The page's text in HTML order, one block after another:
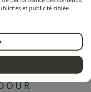
et publicité ciblée.